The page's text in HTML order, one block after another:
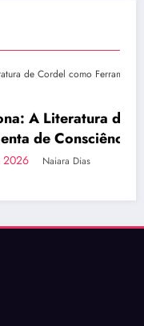
de
Consciência
Dias